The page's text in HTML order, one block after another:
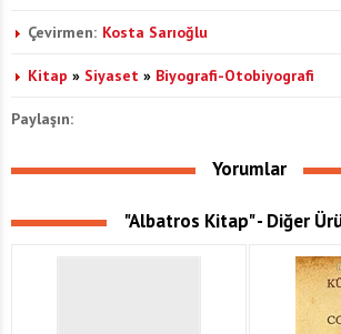
Çevirmen: Kosta Sarıoğlu
Kitap » Siyaset » Biyografi-Otobiyografi
Paylaşın:
Yorumlar
"Albatros Kitap" - Diğer